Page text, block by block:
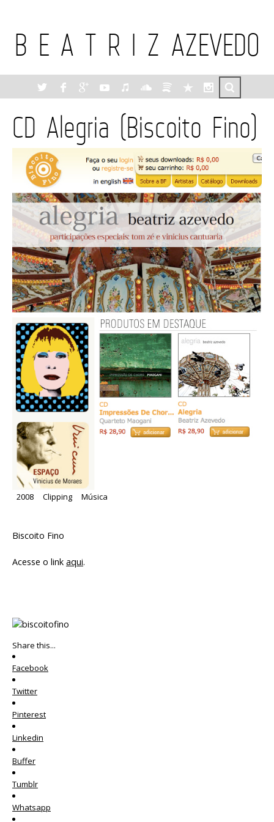
B E A T R I Z AZEVEDO
CD Alegria (Biscoito Fino)
2008 Clipping Música
Biscoito Fino
Acesse o link aqui.
Share this...
Facebook
Twitter
Pinterest
Linkedin
Buffer
Tumblr
Whatsapp